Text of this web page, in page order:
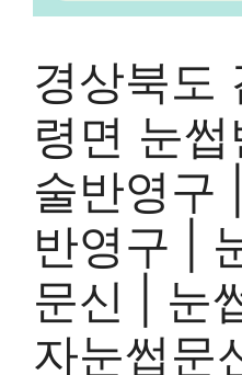
경상북도
령면 눈
술반영구
반영구 |
문신 | 눈
자눈썹문